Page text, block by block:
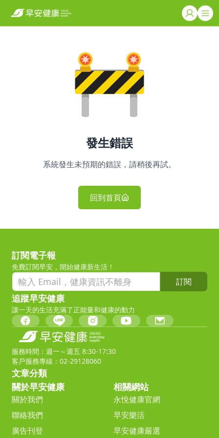
發生錯誤
系統發生未預期的錯誤，請稍後再試。
回到首頁
訂閱電子報
免費訂閱早安，開始健康新生活！
訂閱
追蹤早安健康
讓一天的生活充滿了正能量和健康的動力
服務時間：週一～週五 8:30-17:30
客戶服務專線：02-29128060
文章分類
關於早安健康
關於我們
聯絡我們
廣告刊登
相關網站
永悅健康官網
早安樂活
早安健康嚴選